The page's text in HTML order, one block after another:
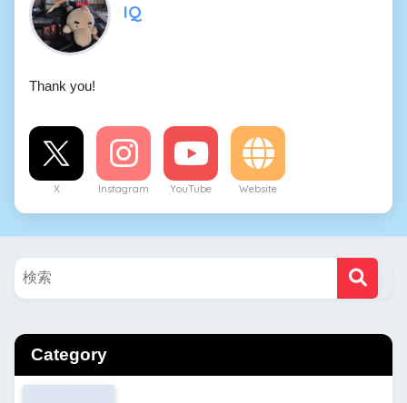
IQ
Thank you!
X Instagram YouTube Website
Category